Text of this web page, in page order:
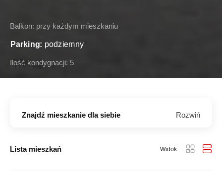
Parking:podziemny
Ilość kondygnacji:5
Ogrodzenie terenu:
Metraże mieszkań:od 34 do 75 m²
Balkon:przy każdym mieszkaniu
Znajdź mieszkanie dla siebie Rozwiń
Lista mieszkań Widok: